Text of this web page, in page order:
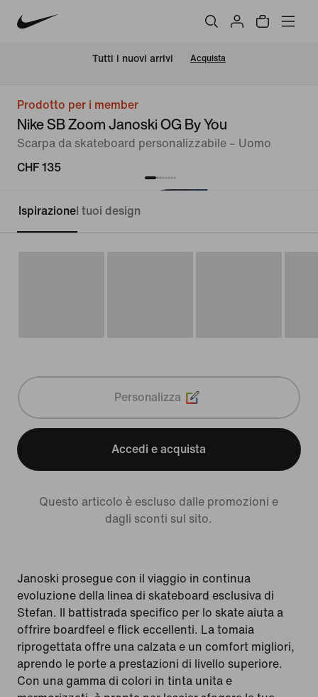
Tutti i nuovi arrivi Acquista
Prodotto per i member
Nike SB Zoom Janoski OG By You
Scarpa da skateboard personalizzabile – Uomo
CHF 135
Personalizza
Ispirazione I tuoi design
Personalizza
Accedi e acquista
Questo articolo è escluso dalle promozioni e
dagli sconti sul sito.
Janoski prosegue con il viaggio in continua
evoluzione della linea di skateboard esclusiva di
Stefan. Il battistrada specifico per lo skate aiuta a
offrire boardfeel e flick eccellenti. La tomaia
riprogettata offre una calzata e un comfort migliori,
aprendo le porte a prestazioni di livello superiore.
Con una gamma di colori in tinta unita e